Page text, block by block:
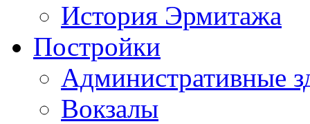
История Эрмитажа
Постройки
Административные
Вокзалы